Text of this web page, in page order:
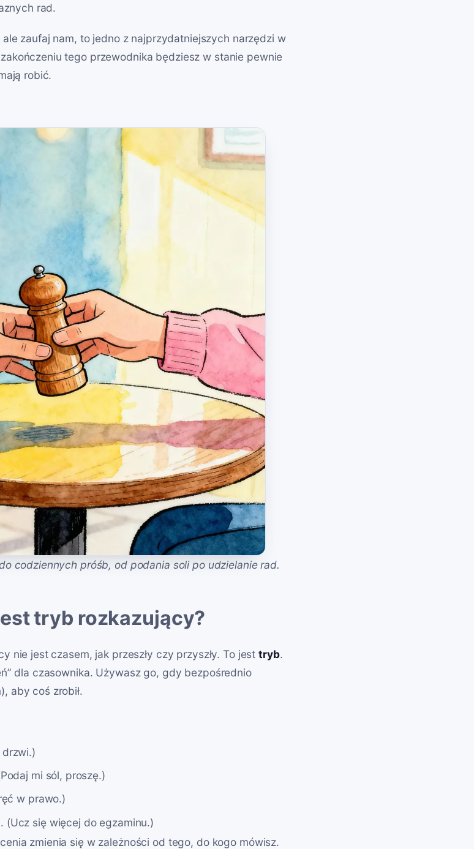
rad.
zaufaj nam, to jedno z najprzydatniejszych narzędzi w
tego przewodnika będziesz w stanie pewnie
robić.
codziennych próśb, od podania soli po udzielanie rad.
tryb rozkazujący?
nie jest czasem, jak przeszły czy przyszły. To jest tryb.
dla czasownika. Używasz go, gdy bezpośrednio
aby coś zrobił.
mi sól, proszę.)
w prawo.)
(Ucz się więcej do egzaminu.)
zmienia się w zależności od tego, do kogo mówisz.